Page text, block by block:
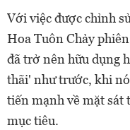
Với việc được chỉnh
Hoa Tuôn Chảy
đã trở nên hữu dụng
thãi' như trước, khi
tiến mạnh về mặt sát
mục tiêu.